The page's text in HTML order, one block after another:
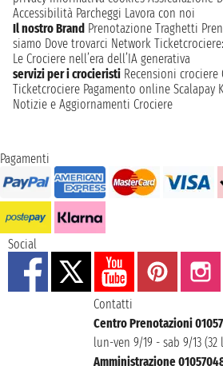
Accessibilità Parcheggi Lavora con noi
Il nostro Brand Prenotazione Traghetti
siamo Dove trovarci Network Ticketcrociere:
Le Crociere nell’era dell’IA generativa
servizi per i crocieristi Recensioni crociere
Ticketcrociere Pagamento online Scalapay
Notizie e Aggiornamenti Crociere
Pagamenti
Social
Contatti
Centro Prenotazioni
lun-ven 9/19 - sab 9/13 (32
Amministrazione